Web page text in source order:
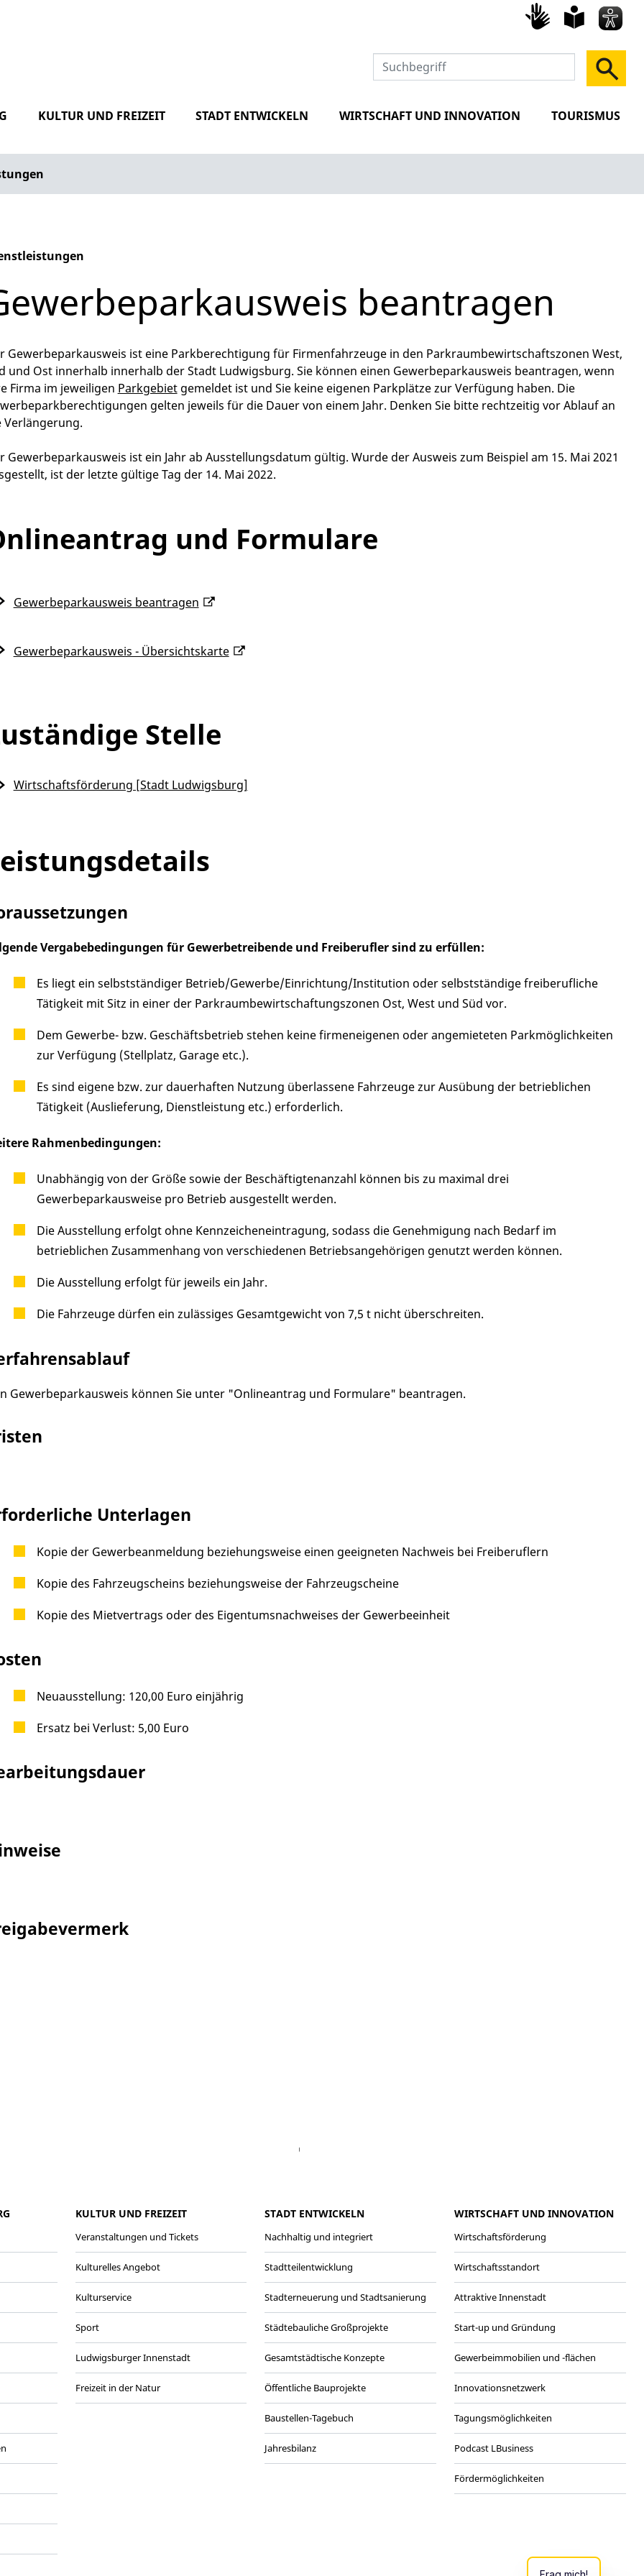
KULTUR UND FREIZEIT STADT ENTWICKELN WIRTSCHAFT UND INNOVATION TOURISMUS
beantragen
Gewerbeparkausweis ist eine Parkberechtigung für Firmenfahrzeuge in den Parkraumbewirtschaftszonen West,
und Ost innerhalb innerhalb der Stadt Ludwigsburg. Sie können einen Gewerbeparkausweis beantragen, wenn
Firma im jeweiligen Parkgebietgemeldet ist und Sie keine eigenen Parkplätze zur Verfügung haben. Die
gelten jeweils für die Dauer von einem Jahr. Denken Sie bitte rechtzeitig vor Ablauf an
Verlängerung.
Gewerbeparkausweis ist ein Jahr ab Ausstellungsdatum gültig. Wurde der Ausweis zum Beispiel am 15. Mai 2021
ist der letzte gültige Tag der 14. Mai 2022.
und Formulare
Gewerbeparkausweis beantragen
Gewerbeparkausweis - Übersichtskarte
Stelle
Wirtschaftsförderung [Stadt Ludwigsburg]
Vergabebedingungen für Gewerbetreibende und Freiberufler sind zu erfüllen:
Es liegt ein selbstständiger Betrieb/Gewerbe/Einrichtung/Institution oder selbstständige freiberufliche
Tätigkeit mit Sitz in einer der Parkraumbewirtschaftungszonen Ost, West und Süd vor.
Dem Gewerbe- bzw. Geschäftsbetrieb stehen keine firmeneigenen oder angemieteten Parkmöglichkeiten
zur Verfügung (Stellplatz, Garage etc.).
Es sind eigene bzw. zur dauerhaften Nutzung überlassene Fahrzeuge zur Ausübung der betrieblichen
Tätigkeit (Auslieferung, Dienstleistung etc.) erforderlich.
Rahmenbedingungen:
Unabhängig von der Größe sowie der Beschäftigtenanzahl können bis zu maximal drei
Gewerbeparkausweise pro Betrieb ausgestellt werden.
Die Ausstellung erfolgt ohne Kennzeicheneintragung, sodass die Genehmigung nach Bedarf im
betrieblichen Zusammenhang von verschiedenen Betriebsangehörigen genutzt werden können.
Die Ausstellung erfolgt für jeweils ein Jahr.
Die Fahrzeuge dürfen ein zulässiges Gesamtgewicht von 7,5 t nicht überschreiten.
Gewerbeparkausweis können Sie unter "Onlineantrag und Formulare" beantragen.
Unterlagen
Kopie der Gewerbeanmeldung beziehungsweise einen geeigneten Nachweis bei Freiberuflern
Kopie des Fahrzeugscheins beziehungsweise der Fahrzeugscheine
Kopie des Mietvertrags oder des Eigentumsnachweises der Gewerbeeinheit
Neuausstellung: 120,00 Euro einjährig
Ersatz bei Verlust: 5,00 Euro
LinkedIn
KULTUR UND FREIZEIT
Veranstaltungen und Tickets
Kulturelles Angebot
Kulturservice
Sport
Ludwigsburger Innenstadt
Freizeit in der Natur
STADT ENTWICKELN
Nachhaltig und integriert
Stadtteilentwicklung
Stadterneuerung und Stadtsanierung
Städtebauliche Großprojekte
Gesamtstädtische Konzepte
Öffentliche Bauprojekte
Baustellen-Tagebuch
Jahresbilanz
WIRTSCHAFT UND INNOVATION
Wirtschaftsförderung
Wirtschaftsstandort
Attraktive Innenstadt
Start-up und Gründung
Gewerbeimmobilien und -flächen
Innovationsnetzwerk
Tagungsmöglichkeiten
Podcast LBusiness
Fördermöglichkeiten